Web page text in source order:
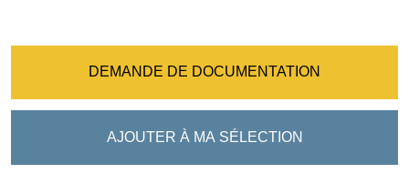
DEMANDE DE DOCUMENTATION
AJOUTER À MA SÉLECTION